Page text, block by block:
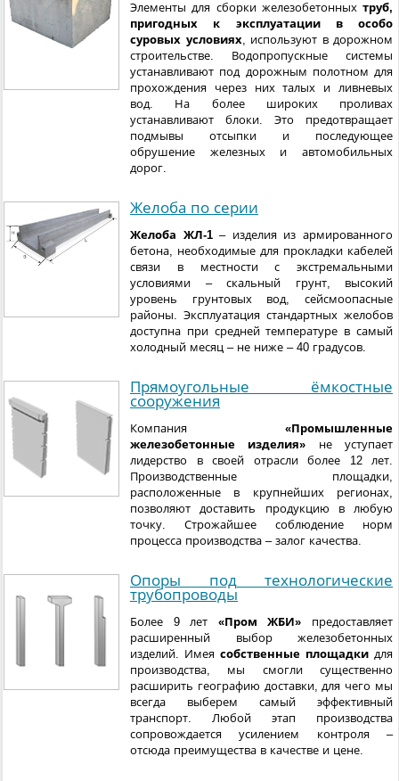
Элементы для сборки железобетонных труб,
пригодных к эксплуатации в особо
суровых условиях, используют в дорожном
строительстве. Водопропускные системы
устанавливают под дорожным полотном для
прохождения через них талых и ливневых
вод. На более широких проливах
устанавливают блоки. Это предотвращает
подмывы отсыпки и последующее
обрушение железных и автомобильных
дорог.
Желоба по серии
Желоба ЖЛ-1– изделия из армированного
бетона, необходимые для прокладки кабелей
связи в местности с экстремальными
условиями – скальный грунт, высокий
уровень грунтовых вод, сейсмоопасные
районы. Эксплуатация стандартных желобов
доступна при средней температуре в самый
холодный месяц – не ниже – 40 градусов.
Прямоугольные ёмкостные
сооружения
Компания «Промышленные
железобетонные изделия» не уступает
лидерство в своей отрасли более 12 лет.
Производственные площадки,
расположенные в крупнейших регионах,
позволяют доставить продукцию в любую
точку. Строжайшее соблюдение норм
процесса производства – залог качества.
Опоры под технологические
трубопроводы
Более 9 лет «Пром ЖБИ» предоставляет
расширенный выбор железобетонных
изделий. Имея собственные площадки для
производства, мы смогли существенно
расширить географию доставки, для чего мы
всегда выберем самый эффективный
транспорт. Любой этап производства
сопровождается усилением контроля –
отсюда преимущества в качестве и цене.